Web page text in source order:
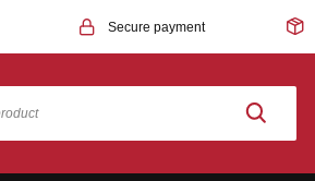
Secure payment